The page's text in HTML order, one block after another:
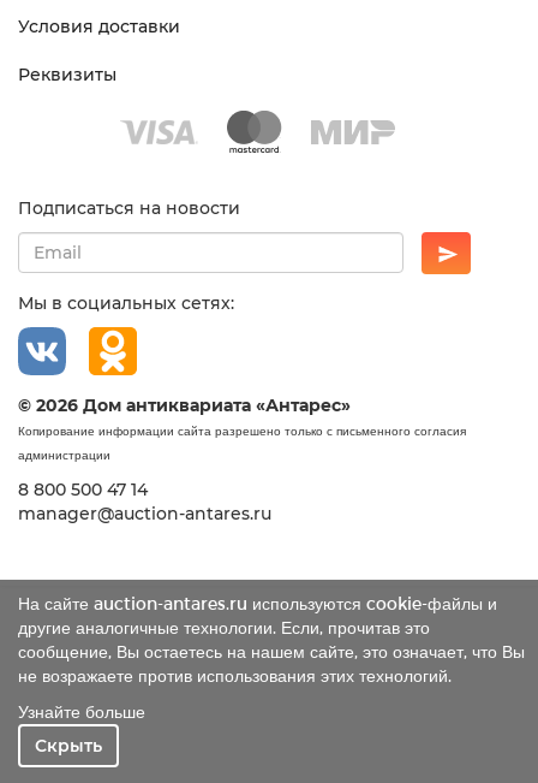
На сайте auction-antares.ru используются cookie-файлы и
другие аналогичные технологии. Если, прочитав это
сообщение, Вы остаетесь на нашем сайте, это означает, что Вы
не возражаете против использования этих технологий.
Узнайте больше
Скрыть
Условия доставки
Реквизиты
Подписаться на новости
Мы в социальных сетях:
© 2026 Дом антиквариата «Антарес»
Копирование информации сайта разрешено только с письменного согласия
администрации
8 800 500 47 14
manager@auction-antares.ru